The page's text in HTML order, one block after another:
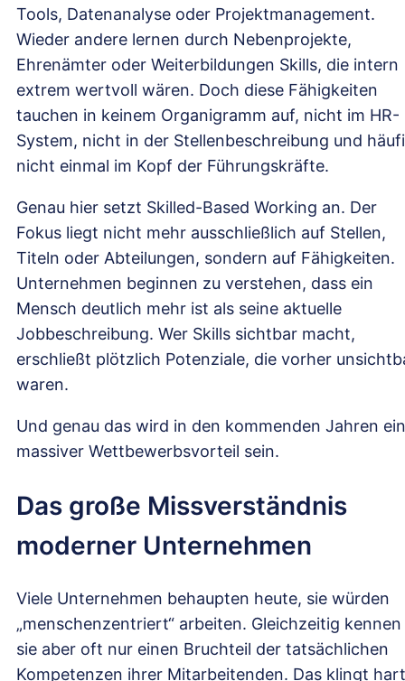
Tools, Datenanalyse oder Projektmanagement.
Wieder andere lernen durch Nebenprojekte,
Ehrenämter oder Weiterbildungen Skills, die intern
extrem wertvoll wären. Doch diese Fähigkeiten
tauchen in keinem Organigramm auf, nicht im HR-
System, nicht in der Stellenbeschreibung und
nicht einmal im Kopf der Führungskräfte.
Genau hier setzt Skilled-Based Working an. Der
Fokus liegt nicht mehr ausschließlich auf Stellen,
Titeln oder Abteilungen, sondern auf Fähigkeiten.
Unternehmen beginnen zu verstehen, dass ein
Mensch deutlich mehr ist als seine aktuelle
Jobbeschreibung. Wer Skills sichtbar macht,
erschließt plötzlich Potenziale, die vorher
waren.
Und genau das wird in den kommenden Jahren ein
massiver Wettbewerbsvorteil sein.
Das große Missverständnis
moderner Unternehmen
Viele Unternehmen behaupten heute, sie würden
„menschenzentriert“ arbeiten. Gleichzeitig kennen
sie aber oft nur einen Bruchteil der tatsächlichen
Kompetenzen ihrer Mitarbeitenden. Das klingt